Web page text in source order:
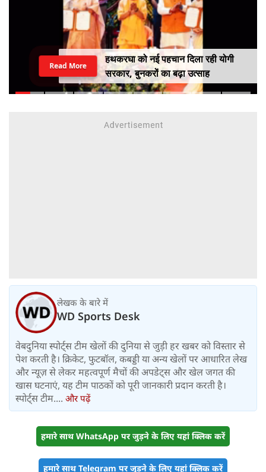
हथकरघा को नई पहचान दिला रही योगी
सरकार, बुनकरों का बढ़ा उत्साह
Read More
लेखक के बारे में
WD Sports Desk
वेबदुनिया स्पोर्ट्स टीम खेलों की दुनिया से जुड़ी हर खबर को विस्तार से
पेश करती है। क्रिकेट, फुटबॉल, कबड्डी या अन्य खेलों पर आधारित लेख
और न्यूज़ से लेकर महत्वपूर्ण मैचों की अपडेट्स और खेल जगत की
खास घटनाएं, यह टीम पाठकों को पूरी जानकारी प्रदान करती है।
स्पोर्ट्स टीम.... और पढ़ें
हमारे साथ WhatsApp पर जुड़ने के लिए यहां क्लिक करें
हमारे साथ Telegram पर जुड़ने के लिए यहां क्लिक करें